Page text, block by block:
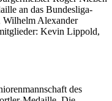
des